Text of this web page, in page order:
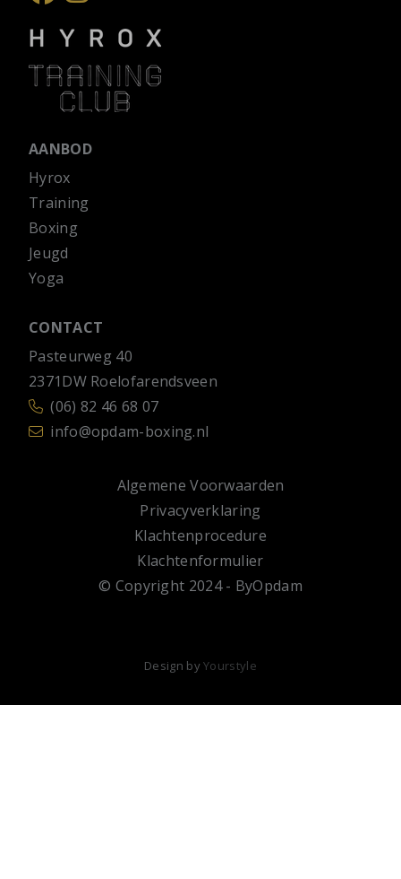
AANBOD
Hyrox
Training
Boxing
Jeugd
Yoga
CONTACT
Pasteurweg 40
2371DW Roelofarendsveen
(06) 82 46 68 07
info@opdam-boxing.nl
Algemene Voorwaarden
Privacyverklaring
Klachtenprocedure
Klachtenformulier
© Copyright 2024 - ByOpdam
Design byYourstyle